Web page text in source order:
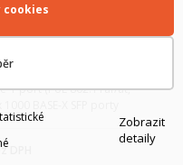
PoE switch s 12
T port (PoE 802.11af/at,
BASE-X SFP porty
redundantní napájení,
p...
DPH
cookies
Zobrazit
detaily